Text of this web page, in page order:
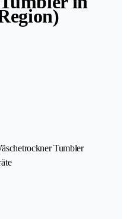
Tumbler